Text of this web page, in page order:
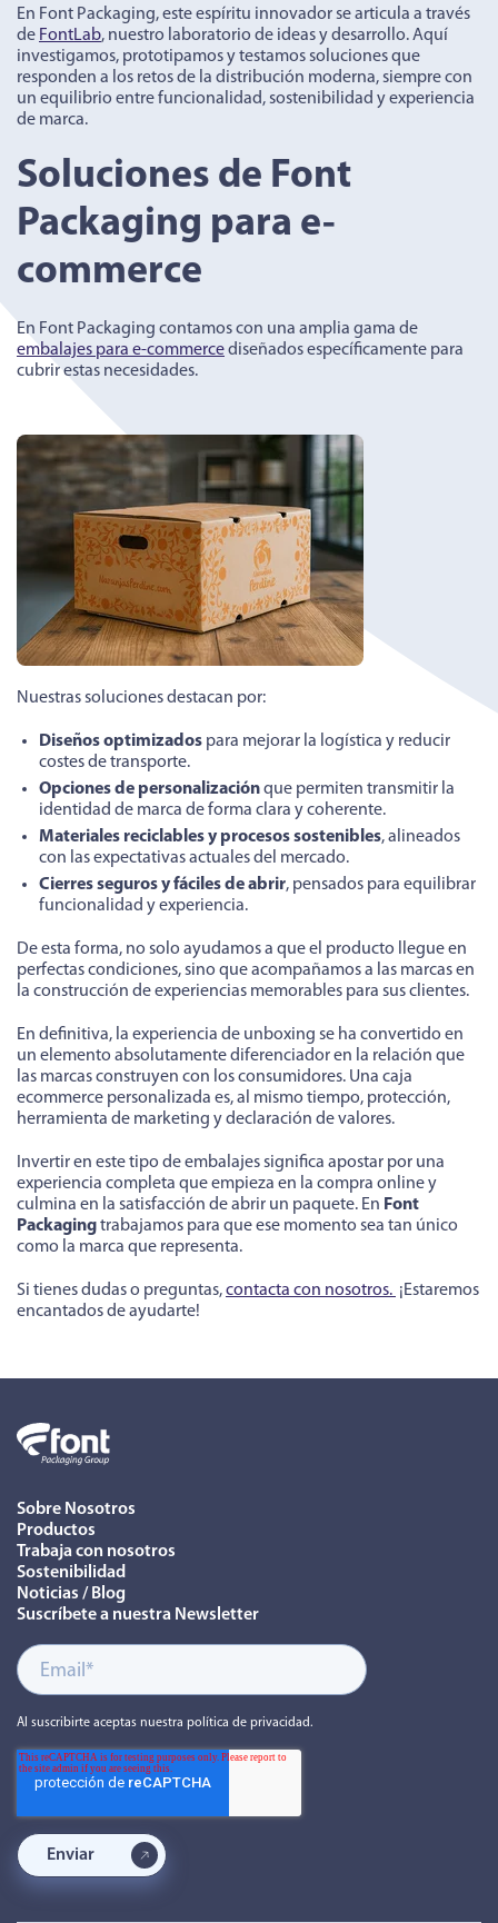
En Font Packaging, este espíritu innovador se articula a través
de FontLab, nuestro laboratorio de ideas y desarrollo. Aquí
investigamos, prototipamos y testamos soluciones que
responden a los retos de la distribución moderna, siempre con
un equilibrio entre funcionalidad, sostenibilidad y experiencia
de marca.
Soluciones de Font
Packaging para e-
commerce
En Font Packaging contamos con una amplia gama de
embalajes para e-commercediseñados específicamente para
cubrir estas necesidades.
Nuestras soluciones destacan por:
Diseños optimizados para mejorar la logística y reducir
costes de transporte.
Opciones de personalizaciónque permiten transmitir la
identidad de marca de forma clara y coherente.
Materiales reciclables y procesos sostenibles, alineados
con las expectativas actuales del mercado.
Cierres seguros y fáciles de abrir, pensados para equilibrar
funcionalidad y experiencia.
De esta forma, no solo ayudamos a que el producto llegue en
perfectas condiciones, sino que acompañamos a las marcas en
la construcción de experiencias memorables para sus clientes.
En definitiva, la experiencia de unboxing se ha convertido en
un elemento absolutamente diferenciador en la relación que
las marcas construyen con los consumidores. Una caja
ecommerce personalizada es, al mismo tiempo, protección,
herramienta de marketing y declaración de valores.
Invertir en este tipo de embalajes significa apostar por una
experiencia completa que empieza en la compra online y
culmina en la satisfacción de abrir un paquete. En Font
Packagingtrabajamos para que ese momento sea tan único
como la marca que representa.
Si tienes dudas o preguntas,contacta con nosotros. ¡Estaremos
encantados de ayudarte!
Sobre Nosotros
Productos
Trabaja con nosotros
Sostenibilidad
Noticias / Blog
Suscríbete a nuestra Newsletter
Al suscribirte aceptas nuestra política de privacidad.